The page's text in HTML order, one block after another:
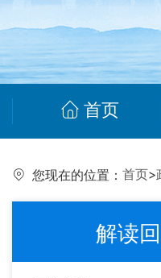
首页
您现在的位置： 首页>
解读